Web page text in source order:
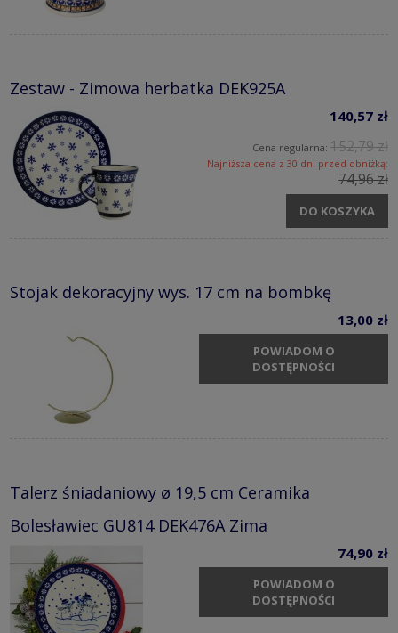
Zestaw - Zimowa herbatka DEK925A
140,57 zł
Cena regularna: 152,79 zł
Najniższa cena z 30 dni przed obniżką:
74,96 zł
DO KOSZYKA
Stojak dekoracyjny wys. 17 cm na bombkę
13,00 zł
POWIADOM O
DOSTĘPNOŚCI
Talerz śniadaniowy ø 19,5 cm Ceramika
Bolesławiec GU814 DEK476A Zima
74,90 zł
POWIADOM O
DOSTĘPNOŚCI